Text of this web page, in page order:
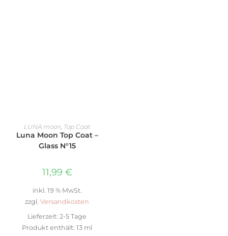
IN DEN WARENKORB
LUNA moon Top Coat
Luna Moon Top Coat –
Glass N°15
11,99 €
inkl. 19 % MwSt.
zzgl. Versandkosten
Lieferzeit: 2-5 Tage
Produkt enthält: 13 ml